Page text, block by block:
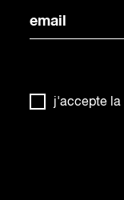
j'accepte la